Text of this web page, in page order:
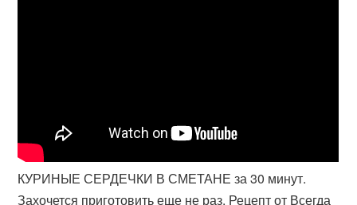
КУРИНЫЕ СЕРДЕЧКИ В СМЕТАНЕ за 30 минут.
Захочется приготовить еще не раз. Рецепт от Всегда